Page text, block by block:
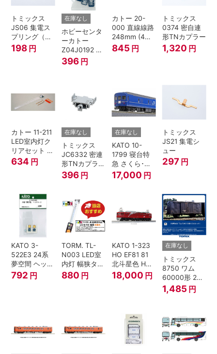
トミックス
JS06 集電ス
プリング（Ｌ
=7.5mm・4個
入） 鉄道模型
198 円
在庫なし
ホビーセンタ
ーカトー
Z04J0192 ク
モハ115 横須
賀色 ジャンパ
396 円
カトー 20-
000 直線線路
248mm (4本
入) Nゲージ
845 円
トミックス
0374 密自連
形TNカプラー
1,320 円
カトー 11-211
LED室内灯ク
リアセット N
ゲージ
634 円
在庫なし
トミックス
JC6332 密連
形TNカプラー
(SPグレー電
連付・211系)
396 円
在庫なし
KATO 10-
1799 寝台特
急 さくら･は
やぶさ/富士
24系 9両セッ
17,000 円
トミックス
JS21 集電シ
ュー
297 円
KATO 3-
522E3 24系
夢空間 ヘッド
マーク 4種各1
792 円
TORM. TL-
N003 LED室
内灯 幅狭タイ
プ・電球色 1
本 鉄道模型
880 円
KATO 1-323
HO EF81 81
北斗星色 HO
ゲージ
18,000 円
在庫なし
トミックス
8750 ワム
60000形 2両
セット Nゲー
ジ
1,485 円